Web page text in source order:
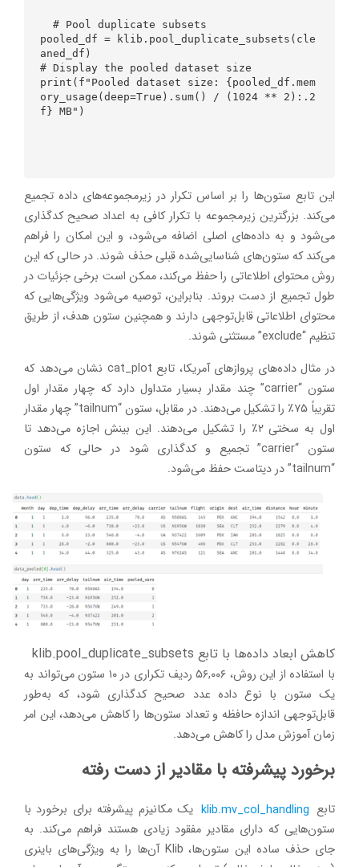
pooled_df = klib.pool_duplicate_subsets(cle
aned_df)
# Display the pooled dataset size
print(f"Pooled dataset size: {pooled_df.mem
ory_usage(deep=True).sum() / (1024 ** 2):.2
f} MB")
این تابع ستون‌ها را بر اساس تکرار در زیرمجموعه‌های داده تجمیع
می‌کند. بزرگترین زیرمجموعه با تکرار کافی به اعداد صحیح کدگذاری
می‌شود و به داده‌های اصلی اضافه می‌شود، و این امکان را فراهم
می‌کند که ستون‌های شناسایی‌شده قبلی حذف شوند. در حالی که این
روش محتوای اطلاعاتی را حفظ می‌کند، ممکن است برخی جزئیات در
طول تجمیع از دست بروند. بنابراین، توصیه می‌شود ویژگی‌هایی که
محتوای اطلاعاتی قابل‌توجهی دارند و همچنین ستون هدف، از طریق
تنظیم “exclude” مستثنی شوند.
در مثال داده‌های پروازهای آمریکا، تابع cat_plot نشان می‌دهد که
ستون “carrier” چند مقدار بسیار متداول دارد که چهار مقدار اول
تقریباً ۷۵٪ را تشکیل می‌دهند. در مقابل، ستون “tailnum” چهار مقدار
اول به سختی ۲٪ را تشکیل می‌دهند. این بینش اجازه می‌دهد تا
ستون “carrier” تجمیع و کدگذاری شود در حالی که ستون
“tailnum” در دیتاست حفظ می‌شود.
کاهش ابعاد داده‌ها با تابع klib.pool_duplicate_subsets
با استفاده از این روش، ۵۶,۰۰۶ ردیف تکراری در ۱۰ ستون می‌تواند به
یک ستون با نوع داده عدد صحیح کدگذاری شود، که به‌طور
قابل‌توجهی اندازه حافظه و تعداد ستون‌ها را کاهش می‌دهد، این امر
زمان آموزش مدل را کاهش می‌دهد.
برخورد پیشرفته با مقادیر از دست رفته
تابع klib.mv_col_handling یک مکانیزم پیشرفته برای برخورد با
ستون‌هایی که دارای مقادیر مفقود زیادی هستند فراهم می‌کند. به
جای حذف ساده این ستون‌ها، Klib آن‌ها را به ویژگی‌های باینری